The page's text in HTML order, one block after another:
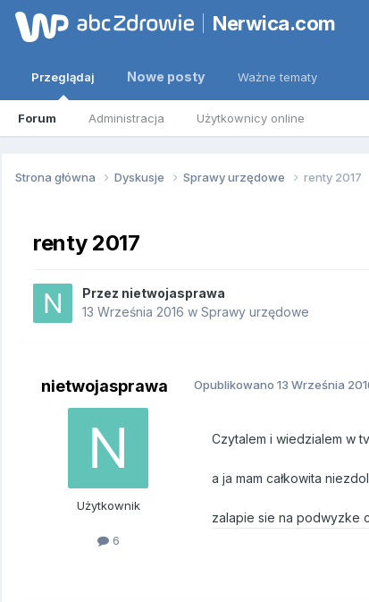
Nerwica.com
Przeglądaj
Forum Administracja Użytkownicy online
Nowe posty Ważne tematy
Strona główna Dyskusje Sprawy urzędowe renty 2017
renty 2017
Przez nietwojasprawa
13 Września 2016 w Sprawy urzędowe
nietwojasprawa
Użytkownik
6
Opublikowano 13 Września
Czytalem i wiedzialem w
a ja mam całkowita
zalapie sie na podwyzke